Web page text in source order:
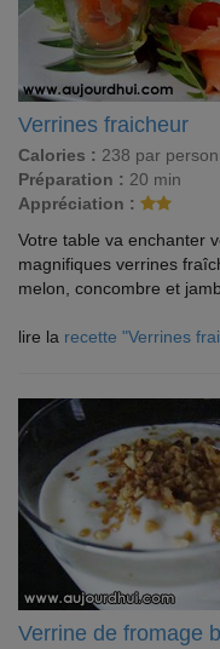
Verrines fraicheur
Calories : 238 par
Préparation : 20 min
Appréciation :
Votre table va enchanter
magnifiques verrines
melon, concombre et
lire la recette "Verrines
Verrine de fromage